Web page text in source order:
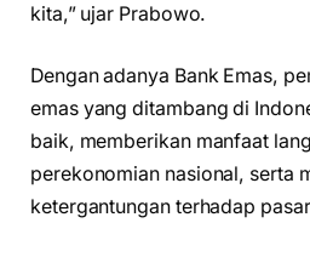
kita,” ujar Prabowo.
Dengan adanya Bank Emas,
emas yang ditambang di
baik, memberikan manfaat
perekonomian nasional, serta
ketergantungan terhadap